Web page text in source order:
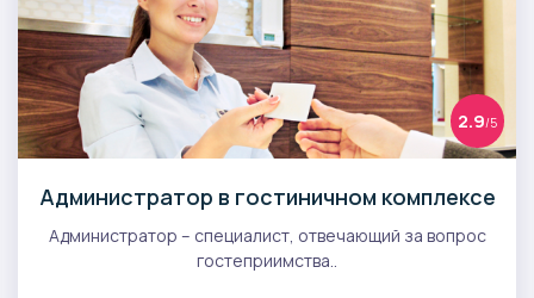
2.9/5
Администратор в гостиничном комплексе
Администратор – специалист, отвечающий за вопрос
гостеприимства..